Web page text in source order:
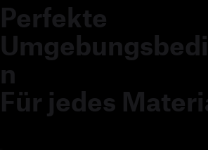
Perfekte
n
Für jedes